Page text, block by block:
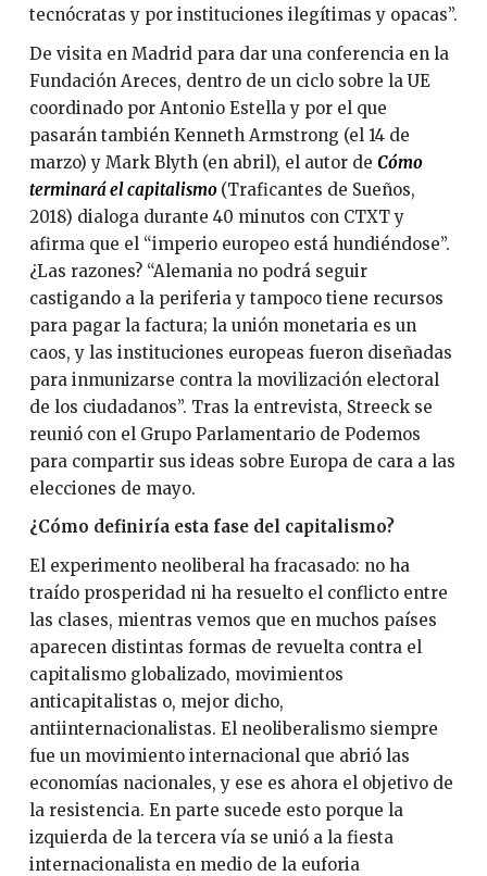
tecnócratas y por instituciones ilegítimas y opacas”.
De visita en Madrid para dar una conferencia en la
Fundación Areces, dentro de un ciclo sobre la UE
coordinado por Antonio Estella y por el que
pasarán también Kenneth Armstrong (el 14 de
marzo) y Mark Blyth (en abril), el autor de Cómo
terminará el capitalismo (Traficantes de Sueños,
2018) dialoga durante 40 minutos con CTXT y
afirma que el “imperio europeo está hundiéndose”.
¿Las razones? “Alemania no podrá seguir
castigando a la periferia y tampoco tiene recursos
para pagar la factura; la unión monetaria es un
caos, y las instituciones europeas fueron diseñadas
para inmunizarse contra la movilización electoral
de los ciudadanos”. Tras la entrevista, Streeck se
reunió con el Grupo Parlamentario de Podemos
para compartir sus ideas sobre Europa de cara a las
elecciones de mayo.
¿Cómo definiría esta fase del capitalismo?
El experimento neoliberal ha fracasado: no ha
traído prosperidad ni ha resuelto el conflicto entre
las clases, mientras vemos que en muchos países
aparecen distintas formas de revuelta contra el
capitalismo globalizado, movimientos
anticapitalistas o, mejor dicho,
antiinternacionalistas. El neoliberalismo siempre
fue un movimiento internacional que abrió las
economías nacionales, y ese es ahora el objetivo de
la resistencia. En parte sucede esto porque la
izquierda de la tercera vía se unió a la fiesta
internacionalista en medio de la euforia